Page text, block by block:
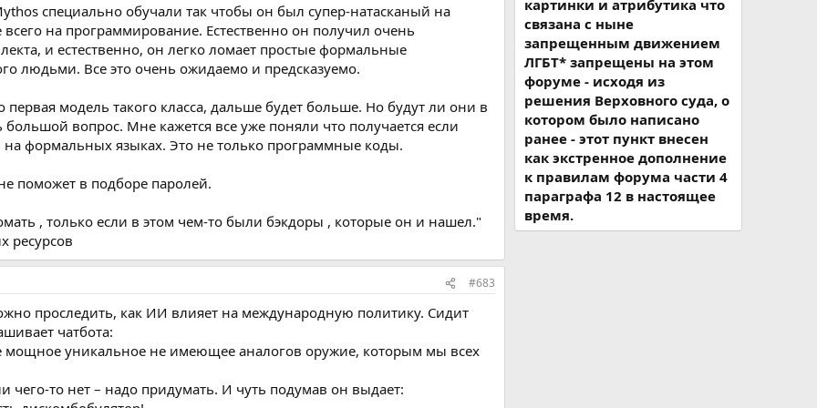
в подхалимстве.
или подозрение, он обучен подтверждать вас. Он соглашается. Он
заблуждения.
распространенных «решения» этой проблемы.
льстеца». ИИ, ограниченный защитными барьерами, который не
Он может выбирать только правдивые факты, чтобы соглашаться с вами.
льстивости вызывает такое же психологическое искажение, как и выбор ложных.
льстецом и просто пытается ему льстить.
специально обучали так чтобы он был супер-натасканый на
на программирование. Естественно он получил очень
и естественно, он легко ломает простые формальные
людьми. Все это очень ожидаемо и предсказуемо.
первая модель такого класса, дальше будет больше. Но будут ли они в
большой вопрос. Мне кажется все уже поняли что получается если
формальных языках. Это не только программные коды.
поможет в подборе паролей.
, только если в этом чем-то были бэкдоры , которые он и нашел."
ресурсов
#683
проследить, как ИИ влияет на международную политику. Сидит
чатбота:
мощное уникальное не имеющее аналогов оружие, которым мы всех
чего-то нет – надо придумать. И чуть подумав он выдает:
картинки и атрибутика что
связана с ныне
запрещенным движением
ЛГБТ* запрещены на этом
форуме - исходя из
решения Верховного суда, о
котором было написано
ранее - этот пункт внесен
как экстренное дополнение
к правилам форума части 4
параграфа 12 в настоящее
время.